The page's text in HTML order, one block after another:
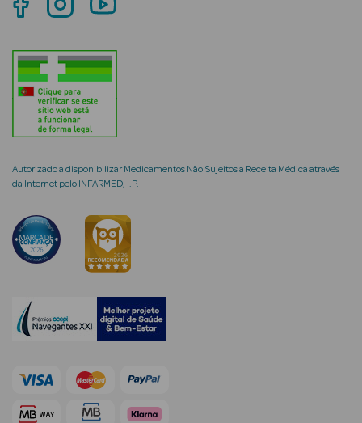
Colónia
Ver Tudo
Coffrets
Coffrets de
Coffrets de
Homem
Autorizado a disponibilizar Medicamentos Não Sujeitos a Receita Médica através
da Internet pelo INFARMED, I.P.